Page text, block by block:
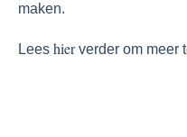
maken.
Lees hierverder om meer